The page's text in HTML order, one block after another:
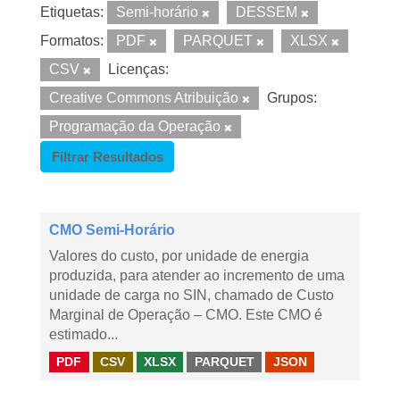
Etiquetas: Semi-horário
DESSEM
Formatos:
PDF PARQUET
XLSX
CSV
Licenças:
Creative Commons Atribuição
Grupos:
Programação da Operação
Filtrar Resultados
CMO Semi-Horário
Valores do custo, por unidade de energia
produzida, para atender ao incremento de uma
unidade de carga no SIN, chamado de Custo
Marginal de Operação – CMO. Este CMO é
estimado...
PDF CSV XLSX PARQUET JSON